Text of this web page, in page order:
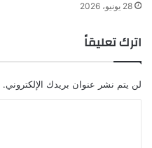
28 يونيو، 2026
اترك تعليقاً
لن يتم نشر عنوان بريدك الإلكتروني.